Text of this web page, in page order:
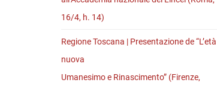
16/4, h. 14)
Regione Toscana | Presentazione de “L’età
nuova
Umanesimo e Rinascimento” (Firenze,